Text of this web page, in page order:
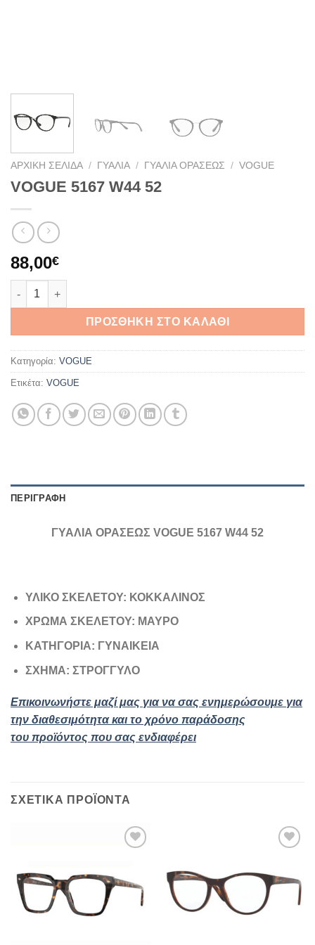
ΑΡΧΙΚΉ ΣΕΛΊΔΑ / ΓΥΑΛΙΆ / ΓΥΑΛΙΆ ΟΡΆΣΕΩΣ / VOGUE
VOGUE 5167 W44 52
88,00€
VOGUE 5167 W44 52 ποσότητα
ΠΡΟΣΘΉΚΗ ΣΤΟ ΚΑΛΆΘΙ
Κατηγορία: VOGUE
Ετικέτα: VOGUE
ΠΕΡΙΓΡΑΦΉ
ΓΥΑΛΙΑ ΟΡΑΣΕΩΣ VOGUE 5167 W44 52
ΥΛΙΚΟ ΣΚΕΛΕΤΟΥ: ΚΟΚΚΑΛΙΝΟΣ
ΧΡΩΜΑ ΣΚΕΛΕΤΟΥ: ΜΑΥΡΟ
ΚΑΤΗΓΟΡΙΑ: ΓΥΝΑΙΚΕΙΑ
ΣΧΗΜΑ: ΣΤΡΟΓΓΥΛΟ
Επικοινωνήστε μαζί μας για να σας ενημερώσουμε για
την διαθεσιμότητα και το χρόνο παράδοσης
του προϊόντος που σας ενδιαφέρει
ΣΧΕΤΙΚΆ ΠΡΟΪΌΝΤΑ